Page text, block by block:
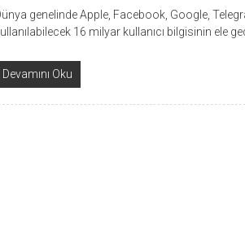
genelinde Apple, Facebook, Google,
16 milyar kullanıcı bilgisinin ele
Devamını Oku